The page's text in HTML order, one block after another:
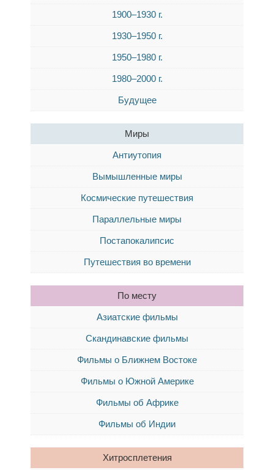
1900–1930 г.
1930–1950 г.
1950–1980 г.
1980–2000 г.
Будущее
Миры
Антиутопия
Вымышленные миры
Космические путешествия
Параллельные миры
Постапокалипсис
Путешествия во времени
По месту
Азиатские фильмы
Скандинавские фильмы
Фильмы о Ближнем Востоке
Фильмы о Южной Америке
Фильмы об Африке
Фильмы об Индии
Хитросплетения